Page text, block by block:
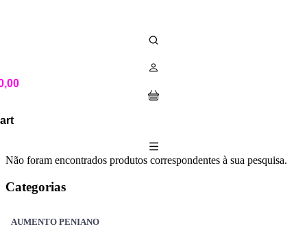
Não foram encontrados produtos correspondentes à sua pesquisa.
Categorias
AUMENTO PENIANO